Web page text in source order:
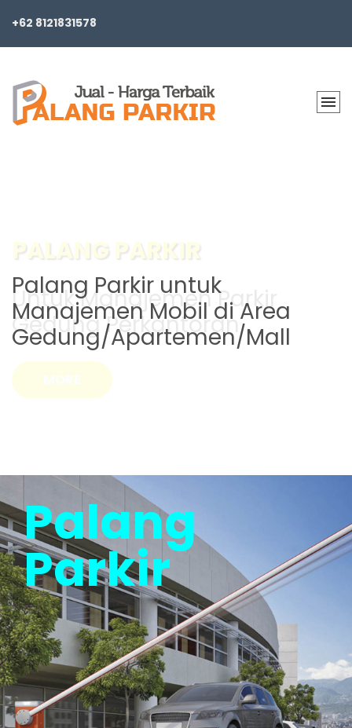
+62 8121831578
BARRIER GATE PARKING
Palang Parkir untuk
Manajemen Mobil di Area
Gedung/Apartemen/Mall
Palang
Parkir